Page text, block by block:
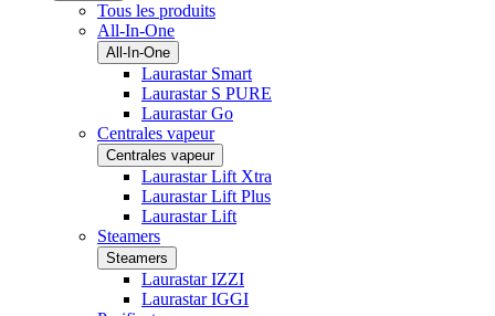
Tous les produits
All-In-One
All-In-One
Laurastar Smart
Laurastar S PURE
Laurastar Go
Centrales vapeur
Centrales vapeur
Laurastar Lift Xtra
Laurastar Lift Plus
Laurastar Lift
Steamers
Steamers
Laurastar IZZI
Laurastar IGGI